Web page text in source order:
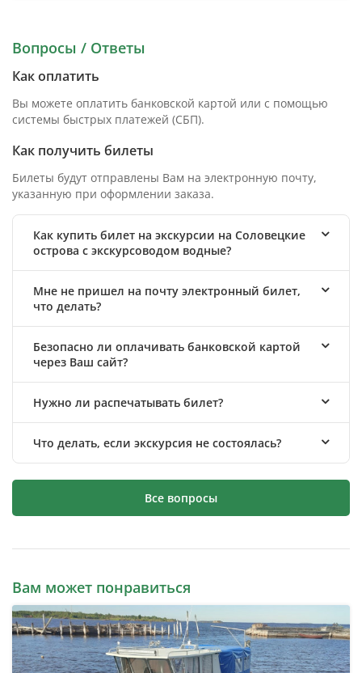
Вопросы / Ответы
Как оплатить
Вы можете оплатить банковской картой или с помощью
системы быстрых платежей (СБП).
Как получить билеты
Билеты будут отправлены Вам на электронную почту,
указанную при оформлении заказа.
Как купить билет на экскурсии на Соловецкие
острова с экскурсоводом водные?
Мне не пришел на почту электронный билет,
что делать?
Безопасно ли оплачивать банковской картой
через Ваш сайт?
Нужно ли распечатывать билет?
Что делать, если экскурсия не состоялась?
Все вопросы
Вам может понравиться